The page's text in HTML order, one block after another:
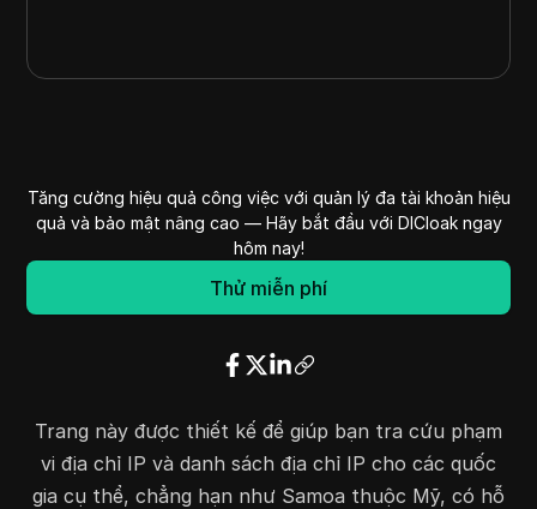
Tăng cường hiệu quả công việc với quản lý đa tài khoản hiệu
quả và bảo mật nâng cao — Hãy bắt đầu với DICloak ngay
hôm nay!
Thử miễn phí
Trang này được thiết kế để giúp bạn tra cứu phạm
vi địa chỉ IP và danh sách địa chỉ IP cho các quốc
gia cụ thể, chẳng hạn như Samoa thuộc Mỹ, có hỗ